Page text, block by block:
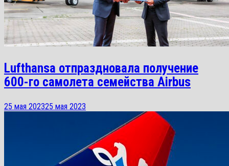
Lufthansa отпраздновала получение
600-го самолета семейства Airbus
25 мая 202325 мая 2023